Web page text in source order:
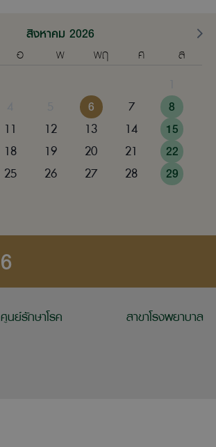
สิงหาคม 2026
อ พ พฤ ศ
ส
6 7
8
11 12 13 14
15
18 19 20 21
22
25 26 27 28
29
6
ศูนย์รักษาโรค
สาขาโรงพยาบาล